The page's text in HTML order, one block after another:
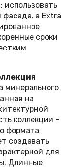
фасада, а Extra
сроки
минерального
на
коллекции –
формата
создавать
для
Длинные